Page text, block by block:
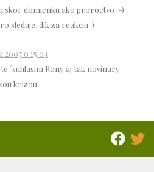
skor domienku ako proroctvo :-)
sleduje, dik za reakciu :)
2007 o 15.04
´suhlasim Rony aj tak novinary
krizou.